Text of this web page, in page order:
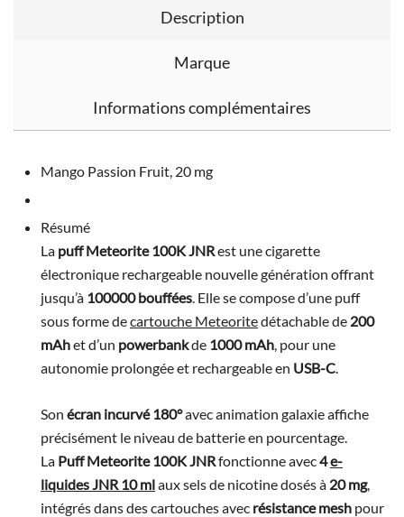
Description
Marque
Informations complémentaires
Mango Passion Fruit, 20 mg
Résumé
La puff Meteorite 100K JNRest une cigarette
électronique rechargeable nouvelle génération offrant
jusqu’à 100000 bouffées. Elle se compose d’une puff
sous forme decartouche Meteoritedétachable de 200
mAhet d’un powerbankde 1000 mAh, pour une
autonomie prolongée et rechargeable en USB-C.
Son écran incurvé 180°avec animation galaxie affiche
précisément le niveau de batterie en pourcentage.
La Puff Meteorite 100K JNRfonctionne avec4e-
liquides JNR 10 mlaux sels de nicotine dosés à 20 mg,
intégrés dans des cartouches avec résistance mesh pour